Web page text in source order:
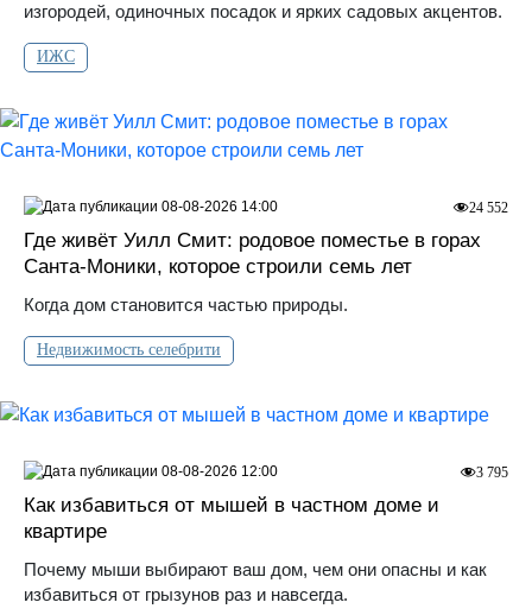
изгородей, одиночных посадок и ярких садовых акцентов.
ИЖС
Где живёт Уилл Смит: родовое поместье в горах
Санта‑Моники, которое строили семь лет
Когда дом становится частью природы.
Недвижимость селебрити
24 552
08-08-2026 14:00
Как избавиться от мышей в частном доме и
квартире
Почему мыши выбирают ваш дом, чем они опасны и как
избавиться от грызунов раз и навсегда.
3 795
08-08-2026 12:00